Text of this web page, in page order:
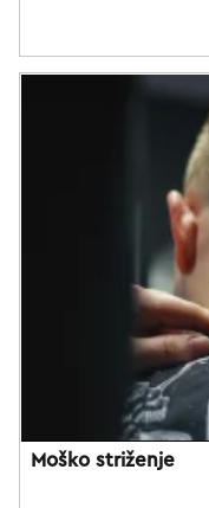
Moško striženje